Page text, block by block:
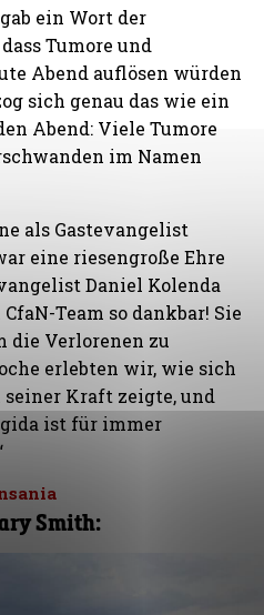
ein Wort der
Tumore und
Abend auflösen würden
sich genau das wie ein
Abend: Viele Tumore
im Namen
als Gastevangelist
eine riesengroße Ehre
Daniel Kolenda
Team so dankbar! Sie
die Verlorenen zu
erlebten wir, wie sich
seiner Kraft zeigte, und
ist für immer
Smith: